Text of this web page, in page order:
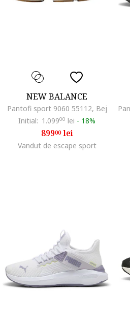
NEW BALANCE
Pantofi sport 9060 55112, Bej
Initial: 1.09900 lei - 18%
89900lei
Vandut de escape sport